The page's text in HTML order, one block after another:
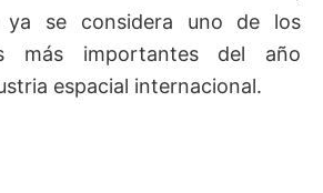
se considera uno de los
más importantes del año
espacial internacional.